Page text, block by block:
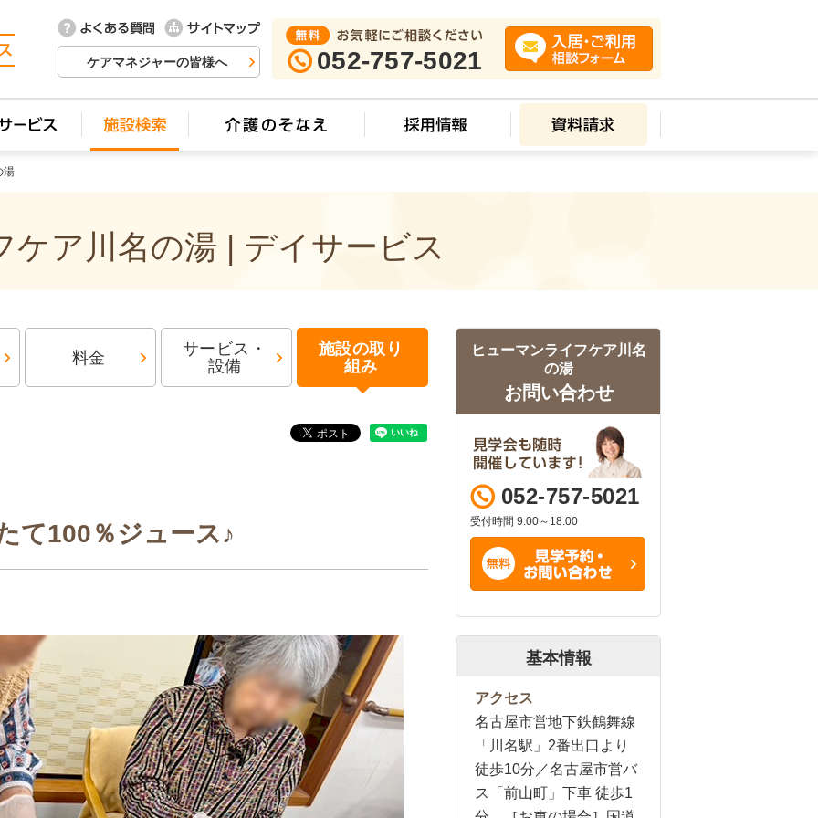
ケアマネジャーの皆様へ 052-757-5021
湯
ケア川名の湯 | デイサービス
料金
サービス・
設備
施設の取り
組み
て100％ジュース♪
ヒューマンライフケア川名
の湯
お問い合わせ
052-757-5021
受付時間 9:00～18:00
基本情報
アクセス
名古屋市営地下鉄鶴舞線
「川名駅」2番出口より
徒歩10分／名古屋市営バ
ス「前山町」下車 徒歩1